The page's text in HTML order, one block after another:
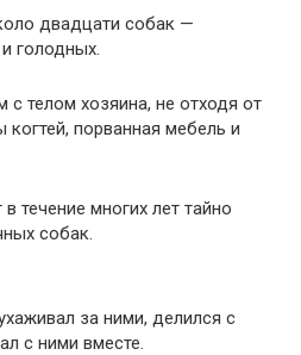
двадцати собак —
голодных.
телом хозяина, не отходя от
порванная мебель и
течение многих лет тайно
собак.
за ними, делился с
с ними вместе.